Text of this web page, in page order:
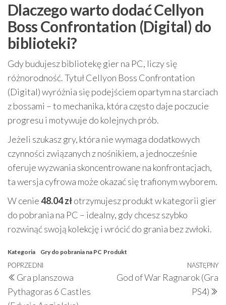
Dlaczego warto dodać Cellyon
Boss Confrontation (Digital) do
biblioteki?
Gdy budujesz bibliotekę gier na PC, liczy się
różnorodność. Tytuł Cellyon Boss Confrontation
(Digital) wyróżnia się podejściem opartym na starciach
z bossami – to mechanika, która często daje poczucie
progresu i motywuje do kolejnych prób.
Jeżeli szukasz gry, która nie wymaga dodatkowych
czynności związanych z nośnikiem, a jednocześnie
oferuje wyzwania skoncentrowane na konfrontacjach,
ta wersja cyfrowa może okazać się trafionym wyborem.
W cenie48.04 złotrzymujesz produkt w kategorii gier
do pobrania na PC – idealny, gdy chcesz szybko
rozwinąć swoją kolekcję i wrócić do grania bez zwłoki.
Kategoria Gry do pobrania na PC Produkt
Nawigacja
wpisu
Poprzedni
wpis
POPRZEDNI
Gra planszowa
Pythagoras 6 Castles
NASTĘPNY
God of War Ragnarok (Gra
PS4)